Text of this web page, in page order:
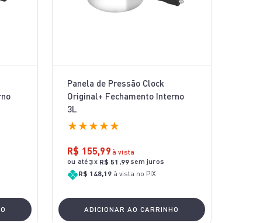
Panela de Pressão Clock
Original+ Fechamento Interno
3L
★★★★★
R$ 155,99 à vista
ou até 3x R$ 51 ,99sem juros
R$ 148,19 à vista no PIX
ADICIONAR AO CARRINHO